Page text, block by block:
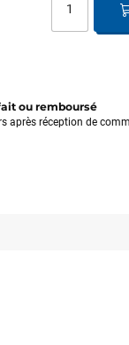
ou remboursé
après réception de